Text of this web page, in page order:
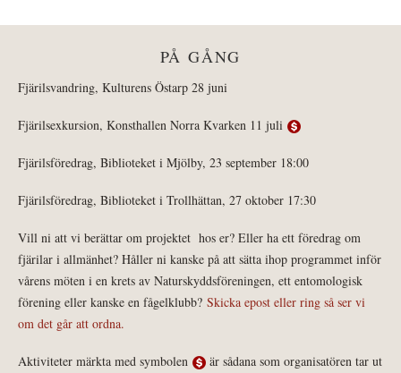
PÅ GÅNG
Fjärilsvandring, Kulturens Östarp 28 juni
Fjärilsexkursion, Konsthallen Norra Kvarken 11 juli
Fjärilsföredrag, Biblioteket i Mjölby, 23 september 18:00
Fjärilsföredrag, Biblioteket i Trollhättan, 27 oktober 17:30
Vill ni att vi berättar om projektet hos er? Eller ha ett föredrag om
fjärilar i allmänhet? Håller ni kanske på att sätta ihop programmet inför
vårens möten i en krets av Naturskyddsföreningen, ett entomologisk
förening eller kanske en fågelklubb? Skicka epost eller ring så ser vi
om det går att ordna.
Aktiviteter märkta med symbolen
är sådana som organisatören tar ut